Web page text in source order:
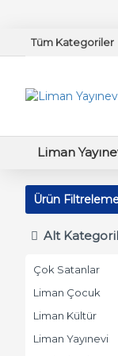
Tüm Kategoriler
Liman
Ürün
Alt
Çok Satanlar
Liman Çocuk
Liman Kültür
Liman Yayınevi